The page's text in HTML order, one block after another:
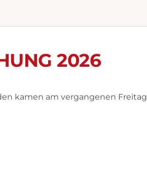
2026
kamen am vergangenen Freitag